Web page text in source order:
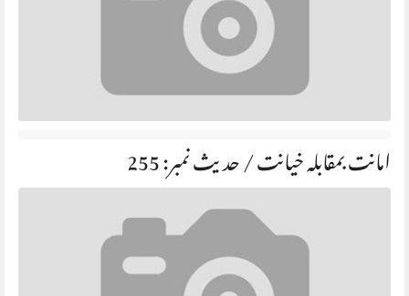
امانت بمقابلہ خیانت / حديث نمبر: 255